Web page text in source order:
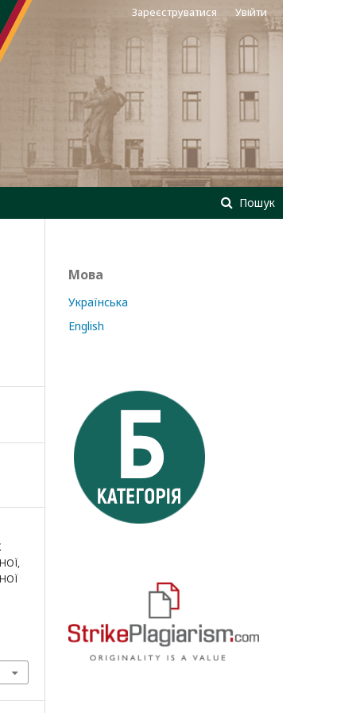
Пошук
Зареєструватися Увійти
Мова
Українська
English